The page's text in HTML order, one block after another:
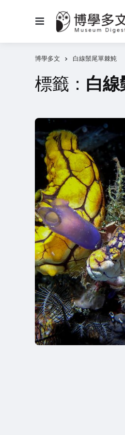
博學多文 白線鬃尾單棘魨
標籤： 白線